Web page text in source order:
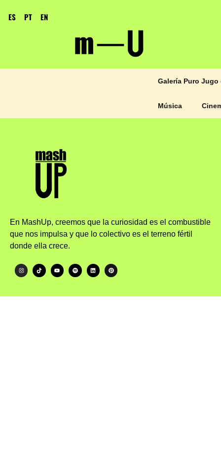
ES PT EN
Galería Puro Jugo
Música
En MashUp, creemos que la curiosidad es el combustible
que nos impulsa y que lo colectivo es el terreno fértil
donde ella crece.